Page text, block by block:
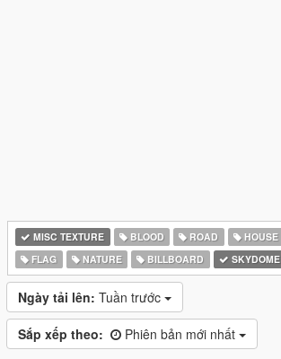
MISC TEXTURE BLOOD ROAD HOUSE
FLAG
NATURE BILLBOARD SKYDOME
Ngày tải lên: Tuần trước
Sắp xếp theo: Phiên bản mới nhất